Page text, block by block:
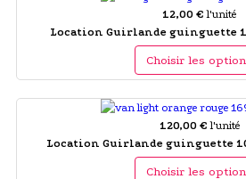
12,00 € l'unité
Location Guirlande guinguette
Choisir les
120,00 € l'unité
Location Guirlande guinguette
Choisir les